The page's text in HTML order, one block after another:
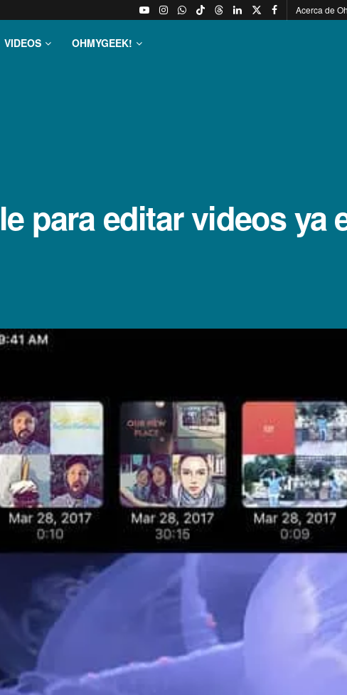
Acerca de
VIDEOS OHMYGEEK!
para editar videos ya